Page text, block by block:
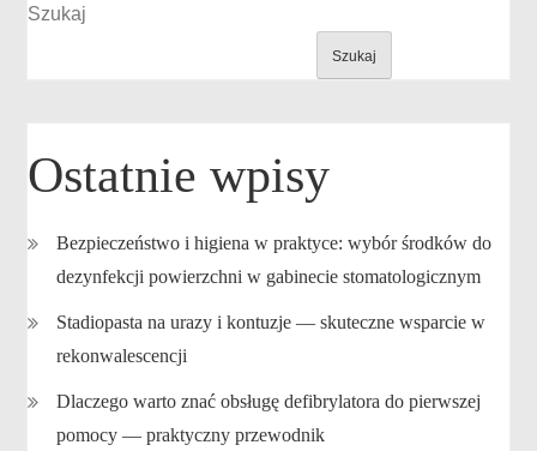
Szukaj
Szukaj
Ostatnie wpisy
Bezpieczeństwo i higiena w praktyce: wybór środków do
dezynfekcji powierzchni w gabinecie stomatologicznym
Stadiopasta na urazy i kontuzje — skuteczne wsparcie w
rekonwalescencji
Dlaczego warto znać obsługę defibrylatora do pierwszej
pomocy — praktyczny przewodnik